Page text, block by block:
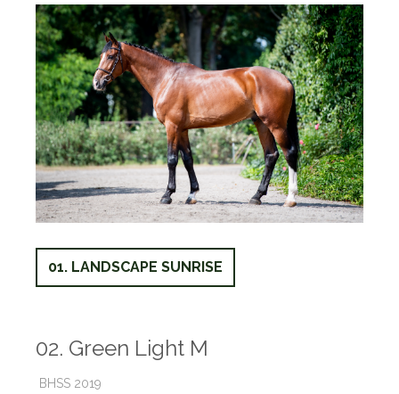
01. LANDSCAPE SUNRISE
02. Green Light M
BHSS 2019